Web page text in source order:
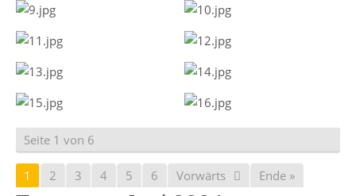
Seite 1 von 6
1 2 3 4 5 6 Vorwärts Ende »